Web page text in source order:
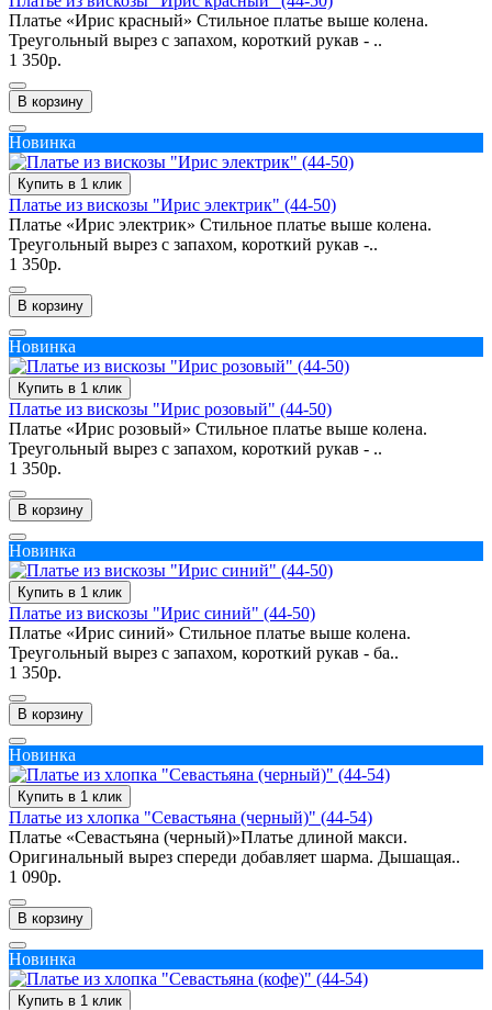
Платье «Ирис красный» Стильное платье выше колена.
Треугольный вырез с запахом, короткий рукав - ..
1 350р.
В корзину
Новинка
Купить в 1 клик
Платье из вискозы "Ирис электрик" (44-50)
Платье «Ирис электрик» Стильное платье выше колена.
Треугольный вырез с запахом, короткий рукав -..
1 350р.
В корзину
Новинка
Купить в 1 клик
Платье из вискозы "Ирис розовый" (44-50)
Платье «Ирис розовый» Стильное платье выше колена.
Треугольный вырез с запахом, короткий рукав - ..
1 350р.
В корзину
Новинка
Купить в 1 клик
Платье из вискозы "Ирис синий" (44-50)
Платье «Ирис синий» Стильное платье выше колена.
Треугольный вырез с запахом, короткий рукав - ба..
1 350р.
В корзину
Новинка
Купить в 1 клик
Платье из хлопка "Севастьяна (черный)" (44-54)
Платье «Севастьяна (черный)»Платье длиной макси.
Оригинальный вырез спереди добавляет шарма. Дышащая..
1 090р.
В корзину
Новинка
Купить в 1 клик